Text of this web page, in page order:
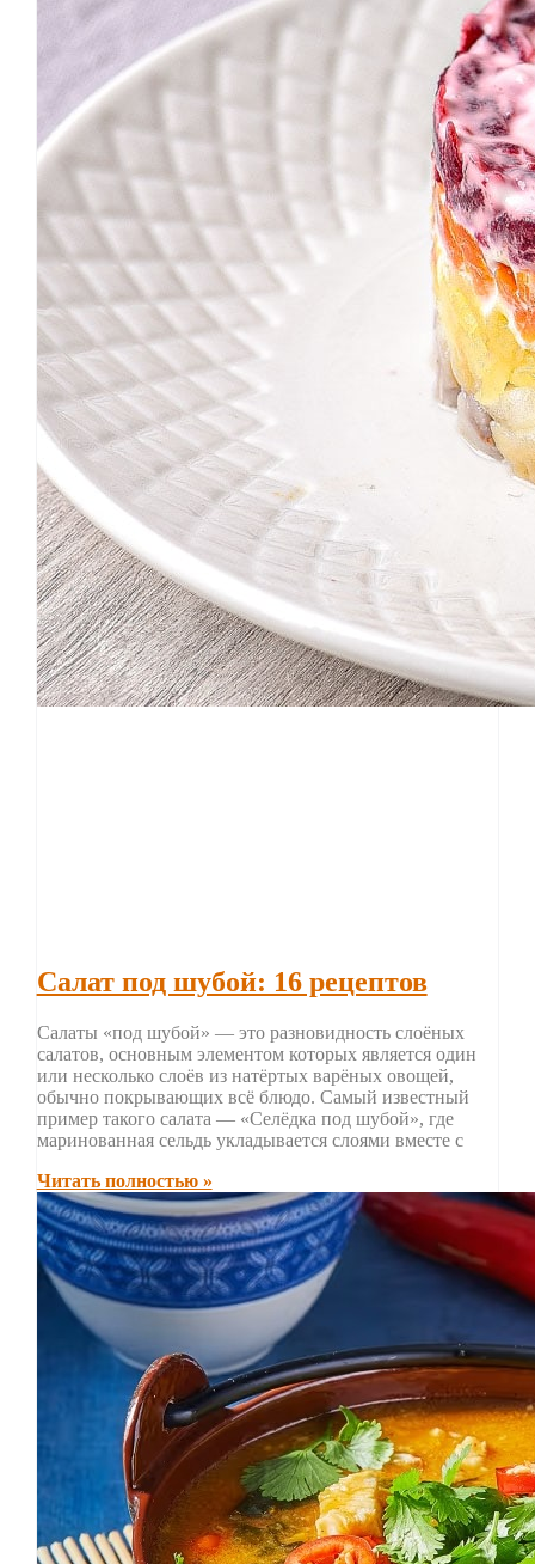
Салат под шубой: 16 рецептов
Салаты «под шубой» — это разновидность слоёных
салатов, основным элементом которых является один
или несколько слоёв из натёртых варёных овощей,
обычно покрывающих всё блюдо. Самый известный
пример такого салата — «Селёдка под шубой», где
маринованная сельдь укладывается слоями вместе с
Читать полностью »